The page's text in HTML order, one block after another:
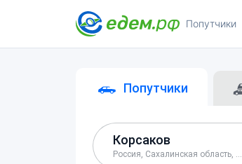
Попутчики
Попутчики
Россия, Сахалинская область, Корсаковский район